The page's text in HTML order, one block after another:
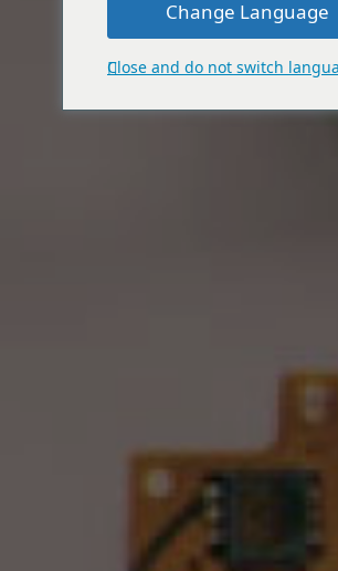
Change Language
Close and do not switch